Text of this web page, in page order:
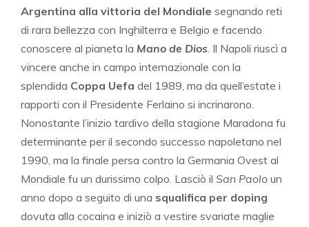
Argentina alla vittoria del Mondiale segnando reti
di rara bellezza con Inghilterra e Belgio e facendo
conoscere al pianeta la Mano de Dios. Il Napoli riuscì a
vincere anche in campo internazionale con la
splendida Coppa Uefa del 1989, ma da quell’estate i
rapporti con il Presidente Ferlaino si incrinarono.
Nonostante l’inizio tardivo della stagione Maradona fu
determinante per il secondo successo napoletano nel
1990, ma la finale persa contro la Germania Ovest al
Mondiale fu un durissimo colpo. Lasciò il San Paolo un
anno dopo a seguito di una squalifica per doping
dovuta alla cocaina e iniziò a vestire svariate maglie